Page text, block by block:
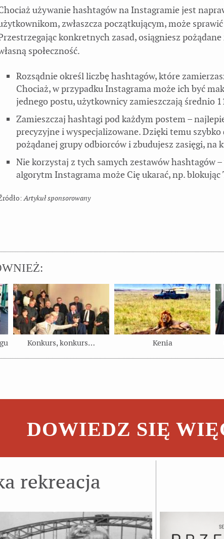
używanie hashtagów na Instagramie jest
zwłaszcza początkującym, może
konkretnych zasad, osiągniesz
społeczność.
Rozsądnie określ liczbę hashtagów, które
Chociaż, w przypadku Instagrama może ich być
jednego postu, użytkownicy zamieszczają średnio
Zamieszczaj hashtagi pod każdym postem –
precyzyjne i wyspecjalizowane. Dzięki temu szybko
pożądanej grupy odbiorców i zbudujesz zasięgi, na
Nie korzystaj z tych samych zestawów hashtagów
algorytm Instagrama może Cię ukarać, np.
Artykuł sponsorowany
Konkurs, konkurs… Kenia
DOWIEDZ SIĘ
rekreacja